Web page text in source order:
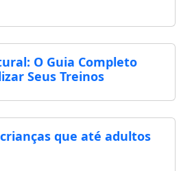
O Guia Completo
Seus Treinos
que até adultos